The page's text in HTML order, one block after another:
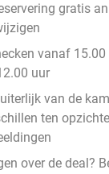
gratis
vanaf 15.00
uur
van de
ten
over de deal?